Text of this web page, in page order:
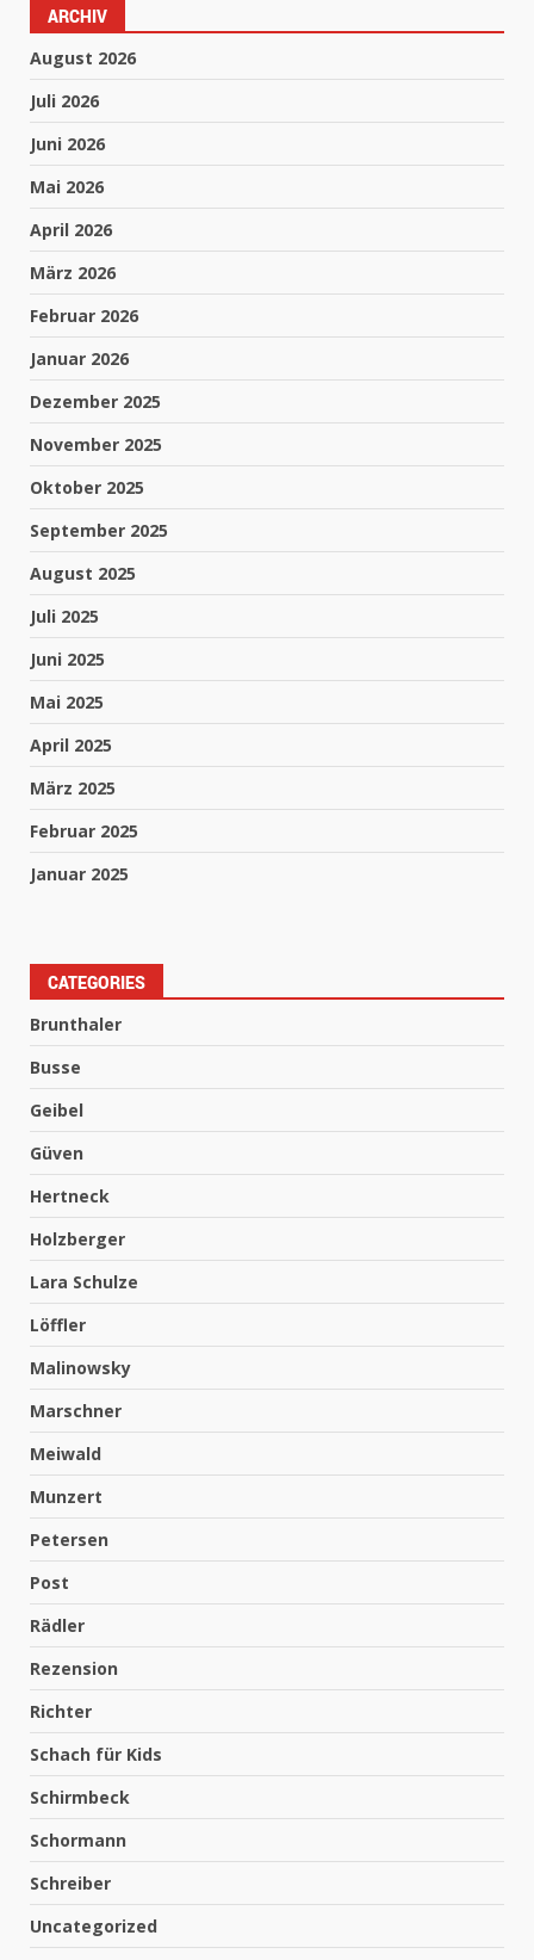
ARCHIV
August 2026
Juli 2026
Juni 2026
Mai 2026
April 2026
März 2026
Februar 2026
Januar 2026
Dezember 2025
November 2025
Oktober 2025
September 2025
August 2025
Juli 2025
Juni 2025
Mai 2025
April 2025
März 2025
Februar 2025
Januar 2025
CATEGORIES
Brunthaler
Busse
Geibel
Güven
Hertneck
Holzberger
Lara Schulze
Löffler
Malinowsky
Marschner
Meiwald
Munzert
Petersen
Post
Rädler
Rezension
Richter
Schach für Kids
Schirmbeck
Schormann
Schreiber
Uncategorized